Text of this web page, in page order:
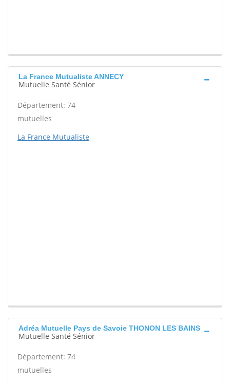
La France Mutualiste ANNECY
Mutuelle Santé Sénior
Département: 74
mutuelles
La France Mutualiste
Adréa Mutuelle Pays de Savoie THONON LES BAINS
Mutuelle Santé Sénior
Département: 74
mutuelles